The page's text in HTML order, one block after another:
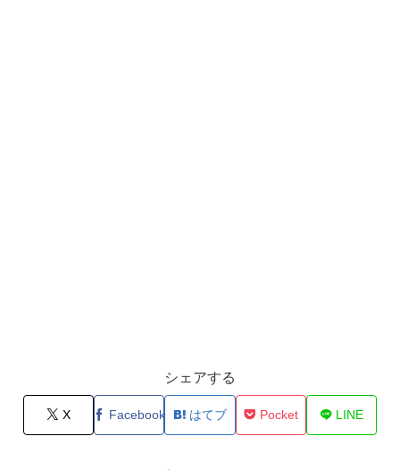
シェアする
X Facebook はてブ Pocket LINE